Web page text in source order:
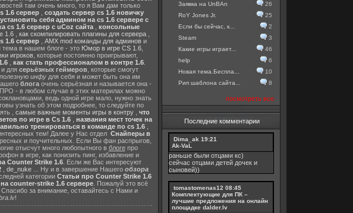
там очень много, то я Вам дам только
1.6 сервер
создать сервер cs 1.6 новичку
установить себя админом на cs 1.6 сервере с
cs 1.6 сервер с uCoz сайта, консольные
1.6 как скомпилировать плагины для сервера
1.6 сервер, AMX mod команды для админови
тема в нашем блоге - это Юмор в игре CS 1.6
игроков , которые постоянно проигрывают,
как стать профессионалом в контре 1.6
и для серьёзных геймеров , которые смогут
полезную инфу для себя и может быть она им
блогаочень серьёзная и называется она -
- в любом случае в этих материлах можно
ведь одной игре мало, нужно знать
узнать об этом подробнее, то следуйте по
, самые важные моменты игры в контру, что
по игре в Cs 1.6
названия мест точек на
тренироваться в команде по cs 1.6,
тем! Далее у Нас отдел Снайперы в
и поучительных. Если Вы фан распрыгов,
отысчут много любопытного в блогепро
в игре, как понизить пинг, избавление и
Counter Strike 1.6 . Если же Вас интересуют
, de_nuke... Ну и в завершение Нашего обзора
категории Статьи про Counter Strike 1.6
counter-strike 1.6 сервере. Пожалуй это всё
за внимание, оставайтесь с Нами и
!
Заявка на UnBAn
26
RoY Jones Jr.
25
Если бы сейчас, к...
2
Steam
3
Какие игры играет...
46
help
6
Новая тема.Беспла...
10
Рип шаблона сайта...
8
посмотреть все
Последние комментарии
Dima_ak 19:21
Ak-VaL
раньше были отцами кс)
сейчас отцами детей дочек и
сыновей))
tomastomenas12 08:45
Комплектующие для ПК –
лучшие предложения на онлайн
площадке dalder.lv